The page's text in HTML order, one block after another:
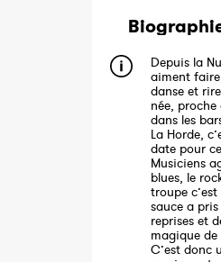
Depuis la
aiment
danse et
née,
dans les
La Horde,
date pour
Musiciens
blues, le
troupe
sauce a
reprises et
magique
C’est donc